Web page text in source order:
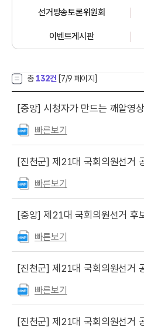
선거방송토론위원회
이벤트게시판
총 132건 [7/9 페이지]
[중앙] 시청자가 만드는 깨알영
빠른보기
[진천군] 제21대 국회의원선거 공정선거
빠른보기
[중앙] 제21대 국회의원선거 후보자가 되
빠른보기
[진천군] 제21대 국회의원선거 공정선
빠른보기
[진천군] 제21대 국회의원선거